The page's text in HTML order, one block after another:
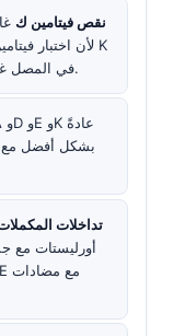
نقص فيتامين ك
في المصل غير مستقر ولا يُوحَّد على نطاق واسع.
بشكل أفضل مع
تداخلات